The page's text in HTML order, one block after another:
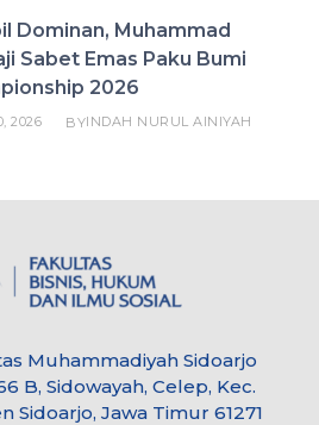
Dominan, Muhammad
Sabet Emas Paku Bumi
2026
2026 BYINDAH NURUL AINIYAH
Muhammadiyah Sidoarjo
B, Sidowayah, Celep, Kec.
Sidoarjo, Jawa Timur 61271